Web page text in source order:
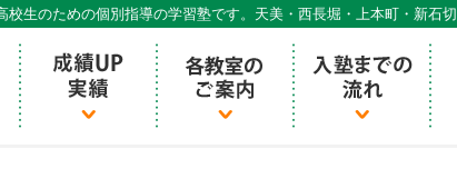
生のための個別指導の学習塾です。天美・西長堀・上本町・新石切